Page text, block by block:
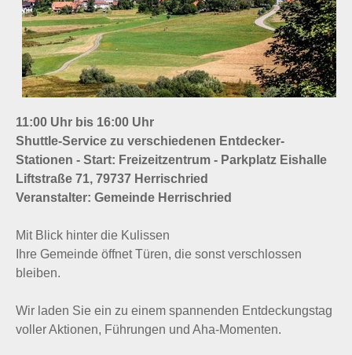
11:00 Uhr bis 16:00 Uhr
Shuttle-Service zu verschiedenen Entdecker-
Stationen - Start: Freizeitzentrum - Parkplatz Eishalle
Liftstraße 71, 79737 Herrischried
Veranstalter: Gemeinde Herrischried
Mit Blick hinter die Kulissen
Ihre Gemeinde öffnet Türen, die sonst verschlossen
bleiben.
Wir laden Sie ein zu einem spannenden Entdeckungstag
voller Aktionen, Führungen und Aha-Momenten.